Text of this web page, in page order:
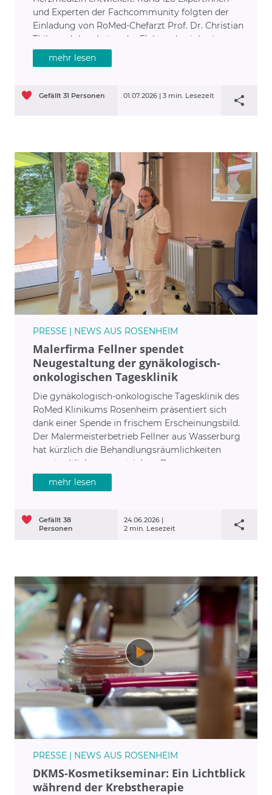
und Experten der Fachcommunity folgten der
Einladung von RoMed-Chefarzt Prof. Dr. Christian
Thilo und dem Leiter der Elektrophysiologie
Oberarzt Dr. Jan Kaufmann, um aktuelle
Entwicklungen in Diagnostik und Therapie
mehr lesen
01.07.2026 | 3 min. Lesezeit
Gefällt 31 Personen
PRESSE | NEWS AUS ROSENHEIM
Malerfirma Fellner spendet
Neugestaltung der gynäkologisch-
onkologischen Tagesklinik
Die gynäkologisch-onkologische Tagesklinik des
RoMed Klinikums Rosenheim präsentiert sich
dank einer Spende in frischem Erscheinungsbild.
Der Malermeisterbetrieb Fellner aus Wasserburg
hat kürzlich die Behandlungsräumlichkeiten
unentgeltlich neu gestrichen. Das neue
Farbkonzept wurde von Geschäftsführerin
Susanne Fellner-Mandel speziell für die
Kupferton prägt nun das Bild und schafft eine
ruhige, entspannte Atmosphäre.
mehr lesen
24.06.2026 |
2 min. Lesezeit
Gefällt 38
Personen
PRESSE | NEWS AUS ROSENHEIM
DKMS-Kosmetikseminar: Ein Lichtblick
während der Krebstherapie